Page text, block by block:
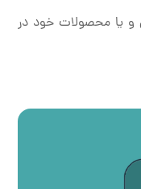
و یا محصولات خود در